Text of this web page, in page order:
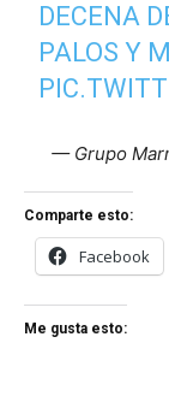
DECENA
PALOS Y
— Grupo
Comparte esto:
Facebook
Me gusta esto: